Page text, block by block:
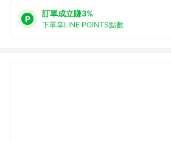
訂單成立賺3%
下單享LINE POINTS點數